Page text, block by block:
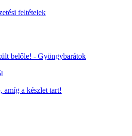
feltételek
belőle! - Gyöngybarátok
amíg a készlet tart!